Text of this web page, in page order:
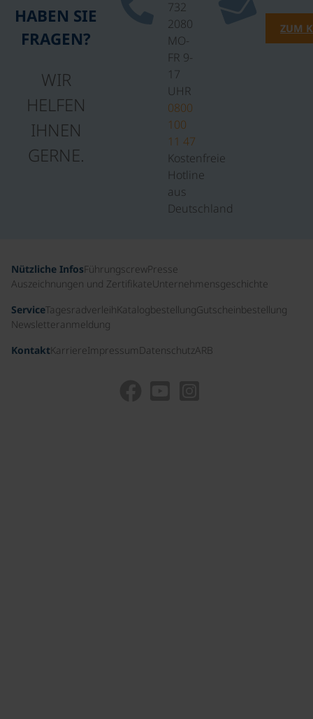
HABEN SIE
FRAGEN?
WIR
HELFEN
IHNEN
GERNE.
732
2080
MO-
FR 9-
17
UHR
0800
100
11 47
Kostenfreie
Hotline
aus
Deutschland
ZUM
Nützliche InfosFührungscrewPresse
Auszeichnungen und ZertifikateUnternehmensgeschichte
ServiceTagesradverleihKatalogbestellungGutscheinbestellung
Newsletteranmeldung
KontaktKarriereImpressum DatenschutzARB